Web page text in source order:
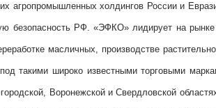
агропромышленных холдингов России и
безопасность РФ. «ЭФКО» лидирует на
масличных, производстве
такими широко известными торговыми
Воронежской и Свердловской